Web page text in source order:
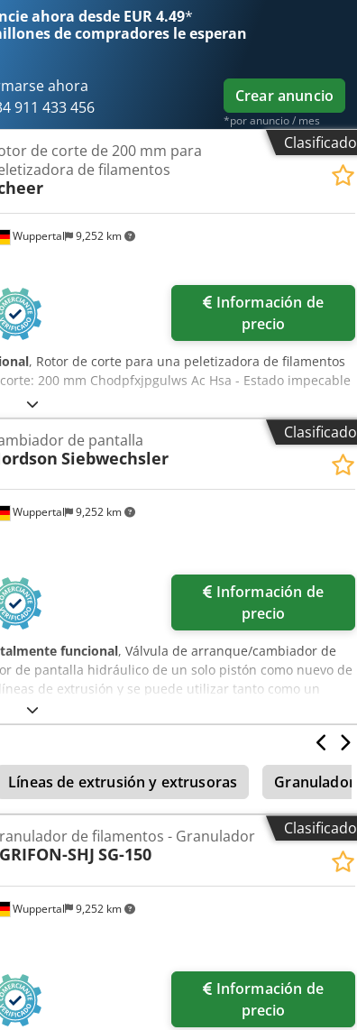
ahora desde EUR 4.49*
de compradores le esperan
ahora
911 433 456
Crear anuncio
*por anuncio / mes
Clasificado
Wuppertal 9,252 km
de corte de 200 mm para
de filamentos
precio
, Rotor de corte para una peletizadora de filamentos
200 mm Chodpfxjpgulws Ac Hsa - Estado impecable
Clasificado
Wuppertal 9,252 km
de pantalla
Siebwechsler
precio
funcional, Válvula de arranque/cambiador de
de pantalla hidráulico de un solo pistón como nuevo de
de extrusión y se puede utilizar tanto como un
de arranque. Datos técnicos: • Área de pantalla: 27
Opcionalmente disponible: estación hidráulica
funcional. • Ideal como solución rentable para
Dc Sox Ac Hsa
Líneas de extrusión y extrusoras Granulador
Clasificado
Wuppertal 9,252 km
de filamentos - Granulador
SHJ SG-150
precio